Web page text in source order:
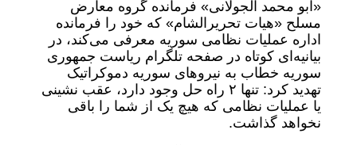
«ابو محمد الجولانی» فرمانده گروه معارض
مسلح «هیات تحریرالشام» که خود را فرمانده
اداره عملیات نظامی سوریه معرفی می‌کند، در
بیانیه‌ای کوتاه در صفحه تلگرام ریاست جمهوری
سوریه خطاب به نیروهای سوریه دموکراتیک
تهدید کرد: تنها ۲ راه حل وجود دارد، عقب نشینی
یا عملیات نظامی که هیچ یک از شما را باقی
نخواهد گذاشت.